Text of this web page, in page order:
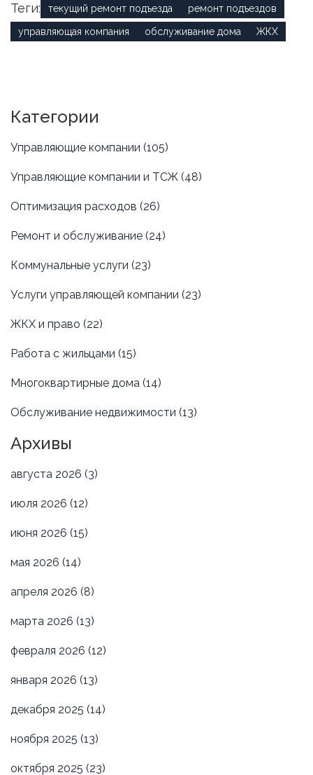
Теги: текущий ремонт подъезда ремонт подъездов
управляющая компания обслуживание дома ЖКХ
Категории
Управляющие компании (105)
Управляющие компании и ТСЖ (48)
Оптимизация расходов (26)
Ремонт и обслуживание (24)
Коммунальные услуги (23)
Услуги управляющей компании (23)
ЖКХ и право (22)
Работа с жильцами (15)
Многоквартирные дома (14)
Обслуживание недвижимости (13)
Архивы
августа 2026 (3)
июля 2026 (12)
июня 2026 (15)
мая 2026 (14)
апреля 2026 (8)
марта 2026 (13)
февраля 2026 (12)
января 2026 (13)
декабря 2025 (14)
ноября 2025 (13)
октября 2025 (23)